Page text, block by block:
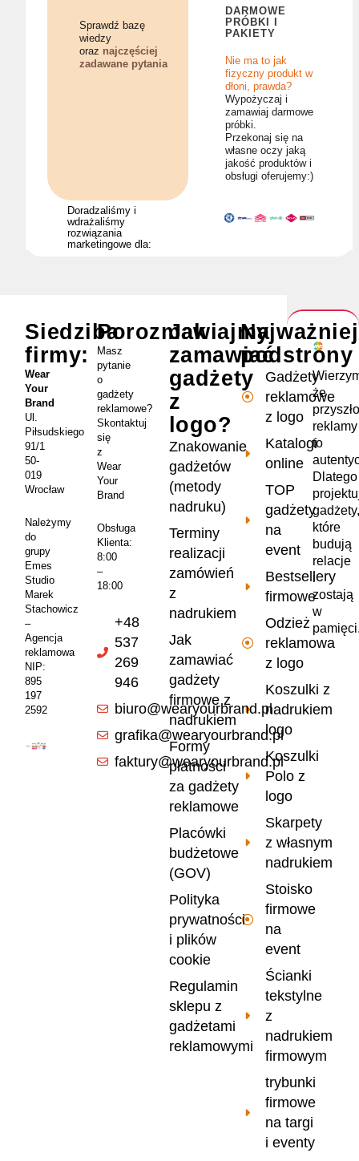
Sprawdź bazę
wiedzy
oraz najczęściej
zadawane pytania
DARMOWE
PRÓBKI I
PAKIETY
Nie ma to jak
fizyczny produkt w
dłoni, prawda?
Wypożyczaj i
zamawiaj darmowe
próbki.
Przekonaj się na
własne oczy jaką
jakość produktów i
obsługi oferujemy:)
Doradzaliśmy i
wdrażaliśmy
rozwiązania
marketingowe dla:
że
reklamy
to
Dlatego
gadżety,
które
budują
relacje
i
zostają
w
podstrony
Gadżety
reklamowe
z logo
Katalogi
online
TOP
gadżety
na
event
Bestsellery
firmowe
Odzież
reklamowa
z logo
Koszulki z
nadrukiem
logo
Koszulki
Polo z
logo
Skarpety
z własnym
nadrukiem
Stoisko
firmowe
na
event
Ścianki
tekstylne
z
nadrukiem
firmowym
trybunki
firmowe
na targi
i eventy
Jak
zamawiać
gadżety
z
logo?
Znakowanie
gadżetów
(metody
nadruku)
Terminy
realizacji
zamówień
z
nadrukiem
Jak
zamawiać
gadżety
firmowe z
nadrukiem
Formy
płatności
za gadżety
reklamowe
Placówki
budżetowe
(GOV)
Polityka
prywatności
i plików
cookie
Regulamin
sklepu z
gadżetami
reklamowymi
Porozmawiajmy
Masz
pytanie
o
gadżety
reklamowe?
Skontaktuj
się
z
Wear
Your
Brand
Obsługa
Klienta:
8:00
–
18:00
+48
537
269
946
biuro@wearyourbrand.pl
grafika@wearyourbrand.pl
faktury@wearyourbrand.pl
Siedziba
firmy:
Wear
Your
Brand
Ul.
Piłsudskiego
91/1
50-
019
Wrocław
Należymy
do
grupy
Emes
Studio
Marek
Stachowicz
–
Agencja
reklamowa
NIP:
895
197
2592